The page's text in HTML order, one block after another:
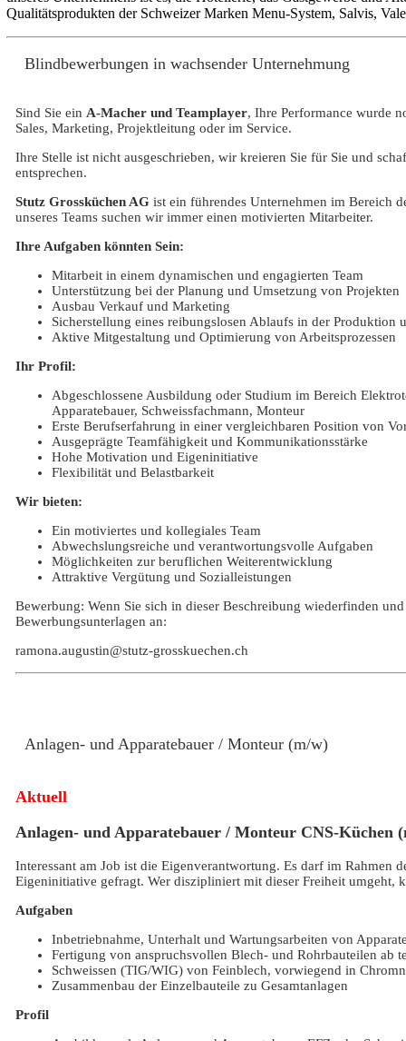
Qualitätsprodukten der Schweizer Marken Menu-System, Salvis,
Blindbewerbungen in wachsender Unternehmung
Sind Sie ein A-Macher und Teamplayer, Ihre Performance wurde
Sales, Marketing, Projektleitung oder im Service.
Ihre Stelle ist nicht ausgeschrieben, wir kreieren Sie für Sie und
entsprechen.
Stutz Grossküchen AG ist ein führendes Unternehmen im Bereich
unseres Teams suchen wir immer einen motivierten Mitarbeiter.
Ihre Aufgaben könnten Sein:
Mitarbeit in einem dynamischen und engagierten Team
Unterstützung bei der Planung und Umsetzung von Projekten
Ausbau Verkauf und Marketing
Sicherstellung eines reibungslosen Ablaufs in der Produktion
Aktive Mitgestaltung und Optimierung von Arbeitsprozessen
Ihr Profil:
Abgeschlossene Ausbildung oder Studium im Bereich
Apparatebauer, Schweissfachmann, Monteur
Erste Berufserfahrung in einer vergleichbaren Position von
Ausgeprägte Teamfähigkeit und Kommunikationsstärke
Hohe Motivation und Eigeninitiative
Flexibilität und Belastbarkeit
Wir bieten:
Ein motiviertes und kollegiales Team
Abwechslungsreiche und verantwortungsvolle Aufgaben
Möglichkeiten zur beruflichen Weiterentwicklung
Attraktive Vergütung und Sozialleistungen
Bewerbung: Wenn Sie sich in dieser Beschreibung wiederfinden
Bewerbungsunterlagen an:
ramona.augustin@stutz-grosskuechen.ch
Anlagen- und Apparatebauer / Monteur (m/w)
Aktuell
Anlagen- und Apparatebauer / Monteur CNS-Küchen
Interessant am Job ist die Eigenverantwortung. Es darf im Rahmen
Eigeninitiative gefragt. Wer diszipliniert mit dieser Freiheit umgeht,
Aufgaben
Inbetriebnahme, Unterhalt und Wartungsarbeiten von
Fertigung von anspruchsvollen Blech- und Rohrbauteilen ab
Schweissen (TIG/WIG) von Feinblech, vorwiegend in
Zusammenbau der Einzelbauteile zu Gesamtanlagen
Profil